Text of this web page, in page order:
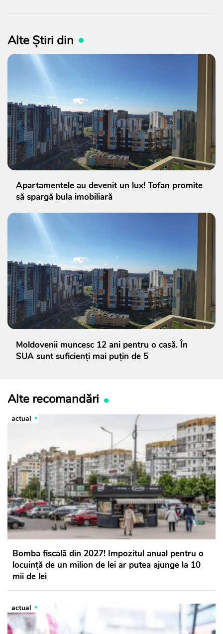
Alte Știri din
Apartamentele au devenit un lux! Tofan promite
să spargă bula imobiliară
Moldovenii muncesc 12 ani pentru o casă. În
SUA sunt suficienți mai puțin de 5
Alte recomandări
actual
Bomba fiscală din 2027! Impozitul anual pentru o
locuință de un milion de lei ar putea ajunge la 10
mii de lei
actual